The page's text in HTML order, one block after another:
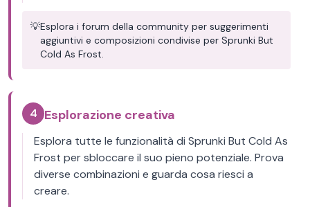
💡Esplora i forum della community per suggerimenti
aggiuntivi e composizioni condivise per Sprunki But
Cold As Frost.
4 Esplorazione creativa
Esplora tutte le funzionalità di Sprunki But Cold As
Frost per sbloccare il suo pieno potenziale. Prova
diverse combinazioni e guarda cosa riesci a
creare.